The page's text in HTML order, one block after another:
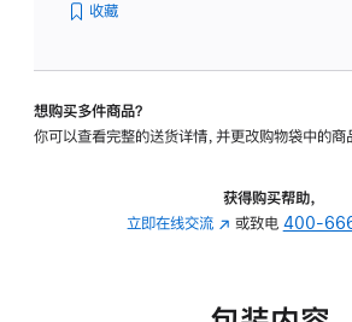
转
的
收藏
想购买多件商品？
你可以查看完整的送货详情，并更改购物袋中的商
获得购买帮助，
立即在线交流 (在 或致电 400-